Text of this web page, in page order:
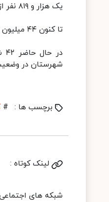
یک هزار و ۸۱۹ نفر از بیماران مبتلا به کووید۱۹ در بخش های مراقبت های ویژه بیمارستانها تحت مراقبت قرار دارند.
تا کنون ۴۴ میلیون و ۹۸۸ هزار و ۹۴۰ آزمایش تشخیص کووید۱۹ در کشور انجام شده است.
شهرستان در
برچسب ها : #
لینک کوتاه :
شبکه های